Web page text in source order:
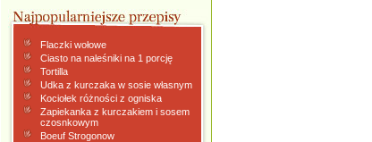
Flaczki wołowe
Ciasto na naleśniki na 1 porcję
Tortilla
Udka z kurczaka w sosie własnym
Kociołek różności z ogniska
Zapiekanka z kurczakiem i sosem
czosnkowym
Boeuf Strogonow